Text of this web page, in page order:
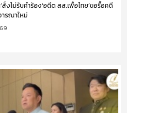
งไม่รับคำร้อง‘อดีต สส.เพื่อไทย’ขอรื้อคดี
รณาใหม่